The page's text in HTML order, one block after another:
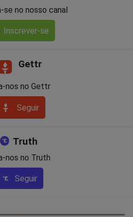
se no nosso canal
Inscrever-se
Gettr
nos no Gettr
Seguir
Truth
nos no Truth
Seguir